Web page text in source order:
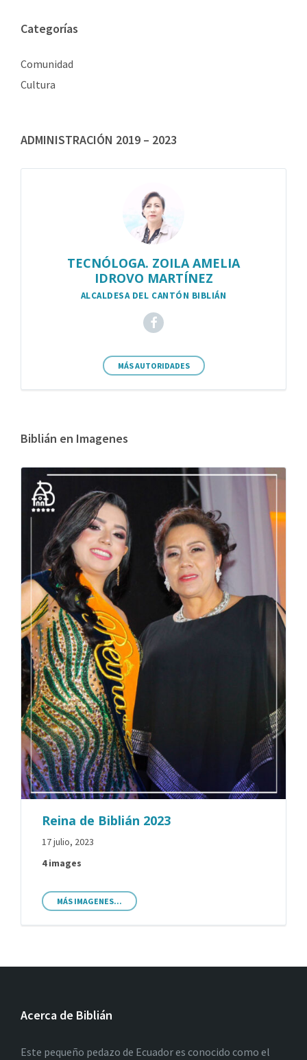
Categorías
Comunidad
Cultura
ADMINISTRACIÓN 2019 – 2023
TECNÓLOGA. ZOILA AMELIA
IDROVO MARTÍNEZ
ALCALDESA DEL CANTÓN BIBLIÁN
MÁS AUTORIDADES
Biblián en Imagenes
Reina de Biblián 2023
17 julio, 2023
4 images
MÁS IMAGENES...
Acerca de Biblián
Este pequeño pedazo de Ecuador es conocido como el